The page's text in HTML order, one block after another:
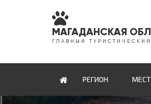
МАГАДАНСКАЯ
Г Л А В Н Ы Й Т У Р И С Т И Ч Е С К И
РЕГИОН